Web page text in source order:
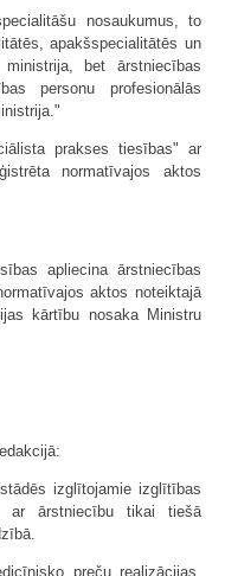
nosaukumus, to
apakšspecialitātēs un
bet ārstniecības
personu profesionālās
prakses tiesības" ar
normatīvajos aktos
apliecina ārstniecības
aktos noteiktajā
kārtību nosaka Ministru
izglītojamie izglītības
ar ārstniecību tikai tiešā
preču realizācijas,